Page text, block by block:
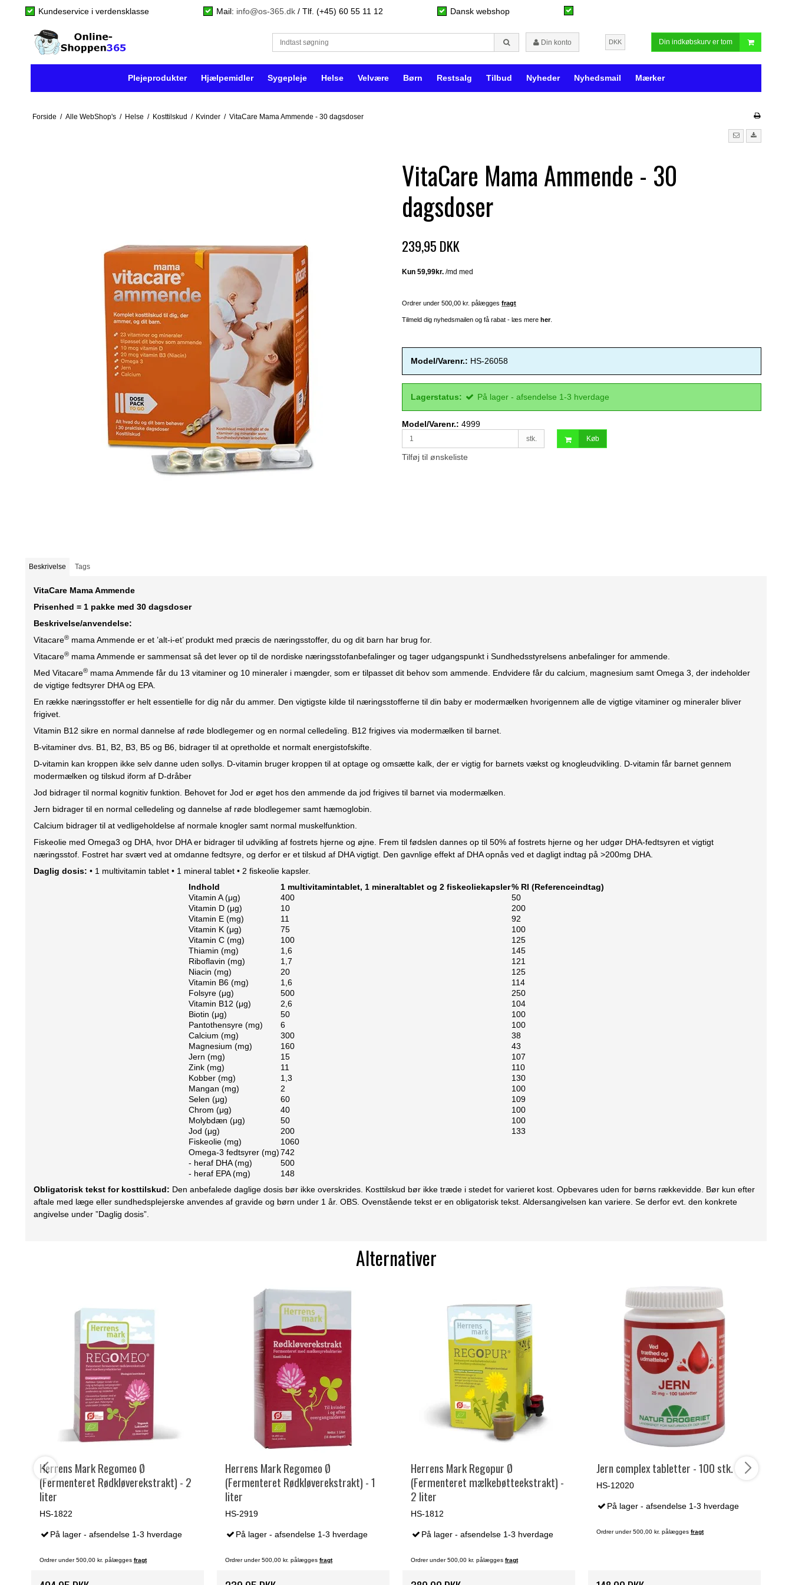
Kundeservice i verdensklasse Mail: info@os-365.dk / Tlf. (+45) 60 55 11 12 Dansk webshop
Din konto DKK Din indkøbskurv er tom
Plejeprodukter Hjælpemidler Sygepleje Helse Velvære Børn Restsalg Tilbud Nyheder Nyhedsmail Mærker
Forside / Alle WebShop's / Helse / Kosttilskud / Kvinder / VitaCare Mama Ammende - 30 dagsdoser
VitaCare Mama Ammende - 30
dagsdoser
239,95 DKK
Ordrer under 500,00 kr. pålægges fragt
Tilmeld dig nyhedsmailen og få rabat - læs mere her.
Model/Varenr.: HS-26058
Lagerstatus: På lager - afsendelse 1-3 hverdage
Model/Varenr.: 4999
stk. Køb
Tilføj til ønskeliste
Beskrivelse Tags
VitaCare Mama Ammende
Prisenhed = 1 pakke med 30 dagsdoser
Beskrivelse/anvendelse:
Vitacare® mama Ammende er et ’alt-i-et’ produkt med præcis de næringsstoffer, du og dit barn har brug for.
Vitacare® mama Ammende er sammensat så det lever op til de nordiske næringsstofanbefalinger og tager udgangspunkt i Sundhedsstyrelsens anbefalinger for ammende.
Med Vitacare® mama Ammende får du 13 vitaminer og 10 mineraler i mængder, som er tilpasset dit behov som ammende. Endvidere får du calcium, magnesium samt Omega 3, der indeholder
de vigtige fedtsyrer DHA og EPA.
En række næringsstoffer er helt essentielle for dig når du ammer. Den vigtigste kilde til næringsstofferne til din baby er modermælken hvorigennem alle de vigtige vitaminer og mineraler bliver
frigivet.
Vitamin B12 sikre en normal dannelse af røde blodlegemer og en normal celledeling. B12 frigives via modermælken til barnet.
B-vitaminer dvs. B1, B2, B3, B5 og B6, bidrager til at opretholde et normalt energistofskifte.
D-vitamin kan kroppen ikke selv danne uden sollys. D-vitamin bruger kroppen til at optage og omsætte kalk, der er vigtig for barnets vækst og knogleudvikling. D-vitamin får barnet gennem
modermælken og tilskud iform af D-dråber
Jod bidrager til normal kognitiv funktion. Behovet for Jod er øget hos den ammende da jod frigives til barnet via modermælken.
Jern bidrager til en normal celledeling og dannelse af røde blodlegemer samt hæmoglobin.
Calcium bidrager til at vedligeholdelse af normale knogler samt normal muskelfunktion.
Fiskeolie med Omega3 og DHA, hvor DHA er bidrager til udvikling af fostrets hjerne og øjne. Frem til fødslen dannes op til 50% af fostrets hjerne og her udgør DHA-fedtsyren et vigtigt
næringsstof. Fostret har svært ved at omdanne fedtsyre, og derfor er et tilskud af DHA vigtigt. Den gavnlige effekt af DHA opnås ved et dagligt indtag på >200mg DHA.
Daglig dosis: • 1 multivitamin tablet • 1 mineral tablet • 2 fiskeolie kapsler.
Indhold
1 multivitamintablet, 1 mineraltablet og 2 fiskeoliekapsler% RI (Referenceindtag)
Vitamin A (μg)
400
50
Vitamin D (μg)
10
200
Vitamin E (mg)
11
92
Vitamin K (μg)
75
100
Vitamin C (mg)
100
125
Thiamin (mg)
1,6
145
Riboflavin (mg)
1,7
121
Niacin (mg)
20
125
Vitamin B6 (mg)
1,6
114
Folsyre (μg)
500
250
Vitamin B12 (μg)
2,6
104
Biotin (μg)
50
100
Pantothensyre (mg)
6
100
Calcium (mg)
300
38
Magnesium (mg)
160
43
Jern (mg)
15
107
Zink (mg)
11
110
Kobber (mg)
1,3
130
Mangan (mg)
2
100
Selen (μg)
60
109
Chrom (μg)
40
100
Molybdæn (μg)
50
100
Jod (μg)
200
133
Fiskeolie (mg)
1060
Omega-3 fedtsyrer (mg)742
- heraf DHA (mg)
500
- heraf EPA (mg)
148
Obligatorisk tekst for kosttilskud: Den anbefalede daglige dosis bør ikke overskrides. Kosttilskud bør ikke træde i stedet for varieret kost. Opbevares uden for børns rækkevidde. Bør kun efter
aftale med læge eller sundhedsplejerske anvendes af gravide og børn under 1 år. OBS. Ovenstående tekst er en obligatorisk tekst. Aldersangivelsen kan variere. Se derfor evt. den konkrete
angivelse under ”Daglig dosis”.
Alternativer
Herrens Mark Regomeo Ø
(Fermenteret Rødkløverekstrakt) - 2
liter
HS-1822
På lager - afsendelse 1-3 hverdage
Ordrer under 500,00 kr. pålægges fragt
Herrens Mark Regomeo Ø
(Fermenteret Rødkløverekstrakt) - 1
liter
HS-2919
På lager - afsendelse 1-3 hverdage
Ordrer under 500,00 kr. pålægges fragt
Herrens Mark Regopur Ø
(Fermenteret mælkebøtteekstrakt) -
2 liter
HS-1812
På lager - afsendelse 1-3 hverdage
Ordrer under 500,00 kr. pålægges fragt
Jern complex tabletter - 100 stk.
HS-12020
På lager - afsendelse 1-3 hverdage
Ordrer under 500,00 kr. pålægges fragt